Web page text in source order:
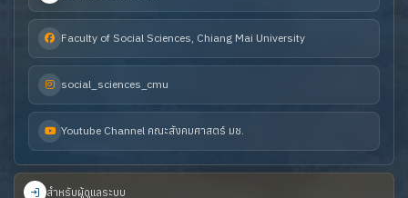
Faculty of Social Sciences, Chiang Mai University
social_sciences_cmu
Youtube Channel คณะสังคมศาสตร์ มช.
สำหรับผู้ดูแลระบบ